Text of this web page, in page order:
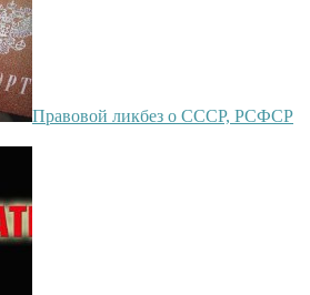
Правовой ликбез о СССР, РСФСР